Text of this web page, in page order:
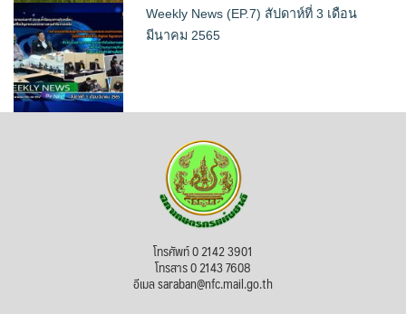
Weekly News (EP.7) สัปดาห์ที่ 3 เดือน
มีนาคม 2565
โทรศัพท์ 0 2142 3901
โทรสาร 0 2143 7608
อีเมล saraban@nfc.mail.go.th